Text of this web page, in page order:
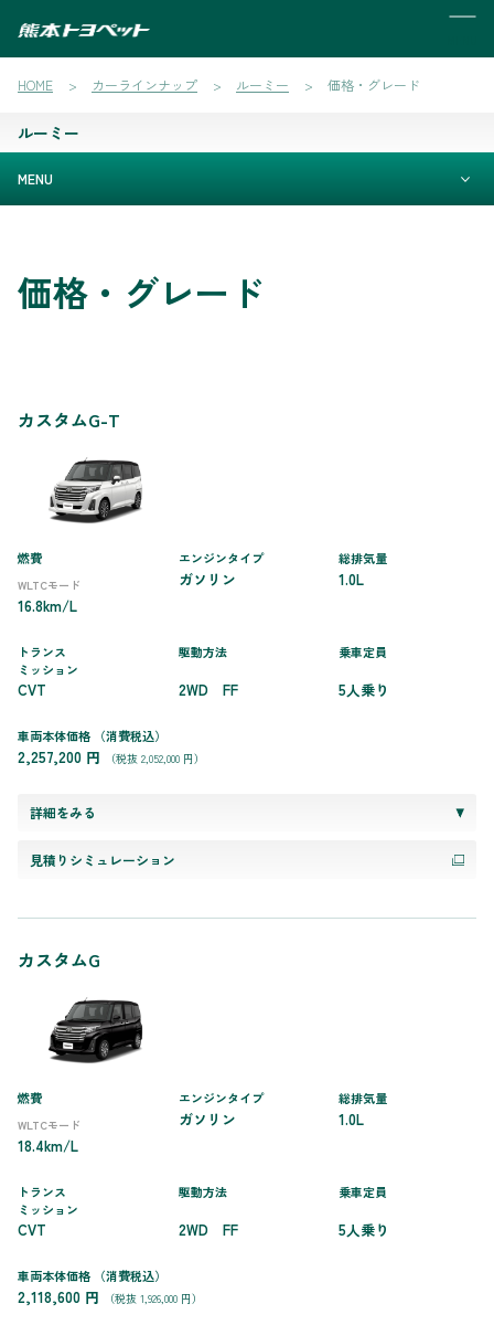
HOME カーラインナップ ルーミー 価格・グレード
ルーミー
MENU
価格・グレード
カスタムG-T
燃費
WLTCモード
16.8km/L
エンジンタイプ
ガソリン
総排気量
1.0L
トランス
ミッション
CVT
駆動方法
2WD FF
乗車定員
5人乗り
車両本体価格 （消費税込）
2,257,200 円 （税抜 2,052,000 円）
詳細をみる
見積りシミュレーション
カスタムG
燃費
WLTCモード
18.4km/L
エンジンタイプ
ガソリン
総排気量
1.0L
トランス
ミッション
CVT
駆動方法
2WD FF
乗車定員
5人乗り
車両本体価格 （消費税込）
2,118,600 円 （税抜 1,926,000 円）